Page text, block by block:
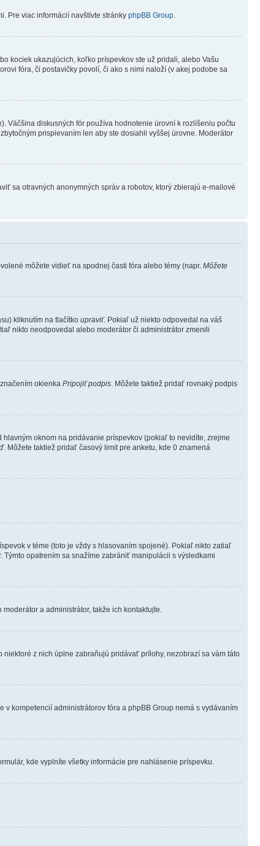
Pre viac informácií navštívte stránky phpBB Group
kociek ukazujúcich, koľko príspevkov ste už pridali, alebo Vašu
fóra, či postavičky povolí, či ako s nimi naloží (v akej podobe sa
Väčšina diskusných fór používa hodnotenie úrovní k rozlíšeniu počtu
prispievaním len aby ste dosiahli vyššej úrovne. Moderátor
sa otravných anonymných správ a robotov, ktorý zbierajú e-mailové
môžete vidieť na spodnej časti fóra alebo témy (napr. Môžete
kliknutím na tlačítko upraviť. Pokiaľ už niekto odpovedal na váš
nikto neodpovedal alebo moderátor či administrátor zmenili
okienka Pripojiť podpis . Môžete taktiež pridať rovnaký podpis
hlavným oknom na pridávanie príspevkov (pokiaľ to nevidíte, zrejme
. Môžete taktiež pridať časový limit pre anketu, kde 0 znamená
v téme (toto je vždy s hlasovaním spojené). Pokiaľ nikto zatiaľ
opatrením sa snažíme zabrániť manipulácii s výsledkami
a administrátor, takže ich kontaktujte.
z nich úplne zabraňujú pridávať prílohy, nezobrazí sa vám táto
kompetencií administrátorov fóra a phpBB Group nemá s vydávaním
kde vyplníte všetky informácie pre nahlásenie príspevku.